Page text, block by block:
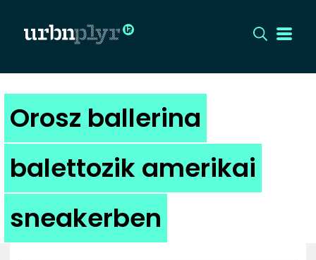
CÍMLAP
DIZÁJN
DIVAT
HIP
Orosz ballerina
balettozik amerikai
sneakerben